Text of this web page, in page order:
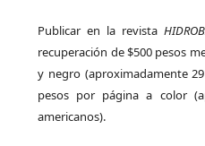
Publicar en la revista
recuperación de $500 pesos
y negro (aproximadamente
pesos por página a color
americanos).